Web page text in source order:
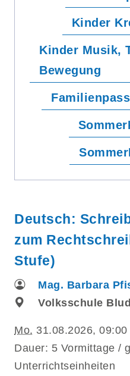
Kinder
Kinder Musik,
Bewegung
Familienpass
Deutsch:
zum
Stufe)
Mag. Barbara
Volksschule
Mo. 31.08.2026,
Dauer: 5 Vormittage /
Unterrichtseinheiten